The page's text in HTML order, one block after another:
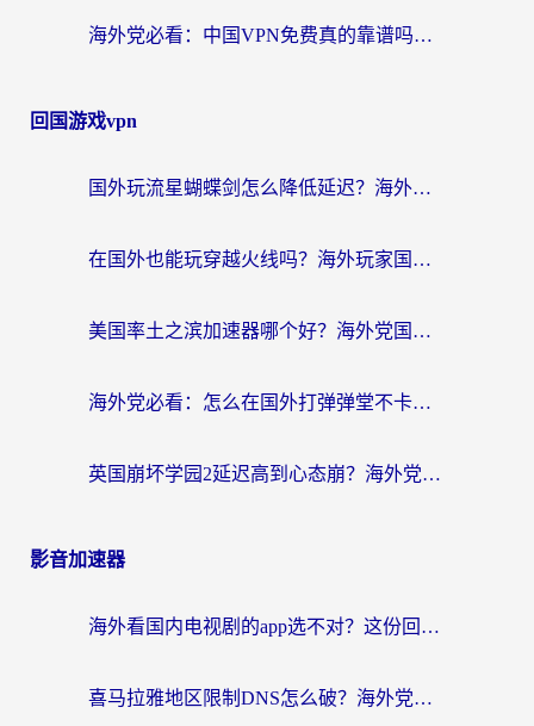
海外党必看：中国VPN免费真的靠谱吗？手把手教你选对回国加速器
回国游戏vpn
国外玩流星蝴蝶剑怎么降低延迟？海外党必看的加速秘籍（含欧洲鸣潮&彩虹岛优化攻略）
在国外也能玩穿越火线吗？海外玩家国服游戏畅玩终极指南
美国率土之滨加速器哪个好？海外党国服游戏畅玩终极指南（附多游戏解决方案）
海外党必看：怎么在国外打弹弹堂不卡？番茄加速器亲测指南
英国崩坏学园2延迟高到心态崩？海外党国服游戏加速终极指南
影音加速器
海外看国内电视剧的app选不对？这份回国加速器避坑指南帮你流畅追剧
喜马拉雅地区限制DNS怎么破？海外党听国内音乐听书的终极解决方案